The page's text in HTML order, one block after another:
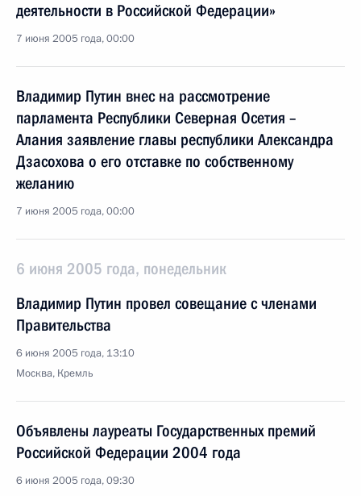
деятельности в Российской Федерации»
7 июня 2005 года, 00:00
Владимир Путин внес на рассмотрение
парламента Республики Северная Осетия –
Алания заявление главы республики Александра
Дзасохова о его отставке по собственному
желанию
7 июня 2005 года, 00:00
6 июня 2005 года, понедельник
Владимир Путин провел совещание с членами
Правительства
6 июня 2005 года, 13:10
Москва, Кремль
Объявлены лауреаты Государственных премий
Российской Федерации 2004 года
6 июня 2005 года, 09:30